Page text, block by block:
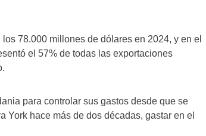
78.000 millones de dólares en 2024, y en el
el 57% de todas las exportaciones
para controlar sus gastos desde que se
York hace más de dos décadas, gastar en el